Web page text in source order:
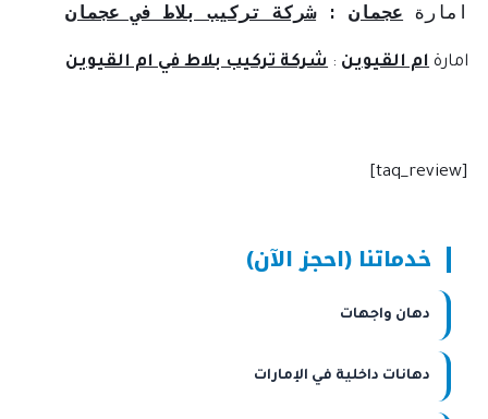
عجمان : شركة تركيب بلاط في عجمان
ام القيوين:شركة تركيب بلاط في ام القيوين
خدماتنا (احجز الآن)
دهان واجهات
دهانات داخلية في الإمارات